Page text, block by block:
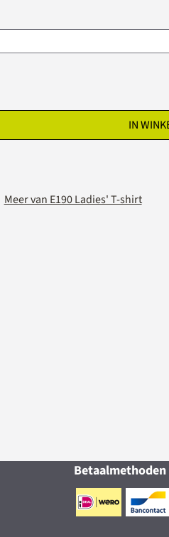
IN
Meer van E190 Ladies' T-shirt
Betaalmethoden